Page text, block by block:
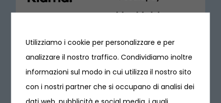
Utilizziamo i cookie per personalizzare e per
analizzare il nostro traffico. Condividiamo inoltre
informazioni sul modo in cui utilizza il nostro sito
con i nostri partner che si occupano di analisi dei